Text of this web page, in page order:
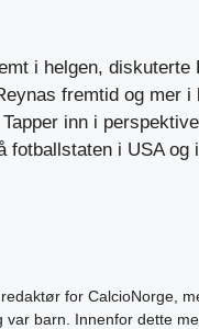
i helgen, diskuterte
fremtid og mer i
Tapper inn i
fotballstaten i USA og
for CalcioNorge,
barn. Innenfor dette